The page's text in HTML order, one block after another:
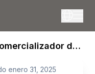
de
enero 31, 2025